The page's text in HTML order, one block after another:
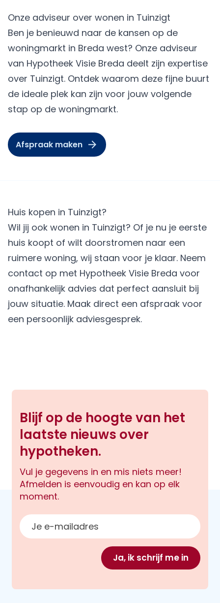
Onze adviseur over wonen in Tuinzigt
Ben je benieuwd naar de kansen op de
woningmarkt in Breda west? Onze adviseur
van Hypotheek Visie Breda deelt zijn expertise
over Tuinzigt. Ontdek waarom deze fijne buurt
de ideale plek kan zijn voor jouw volgende
stap op de woningmarkt.
Afspraak maken
Huis kopen in Tuinzigt?
Wil jij ook wonen in Tuinzigt? Of je nu je eerste
huis koopt of wilt doorstromen naar een
ruimere woning, wij staan voor je klaar. Neem
contact op met Hypotheek Visie Breda voor
onafhankelijk advies dat perfect aansluit bij
jouw situatie. Maak direct een afspraak voor
een persoonlijk adviesgesprek.
Blijf op de hoogte van het
laatste nieuws over
hypotheken.
Vul je gegevens in en mis niets meer!
Afmelden is eenvoudig en kan op elk
moment.
E-mailadres
Ja, ik schrijf me in